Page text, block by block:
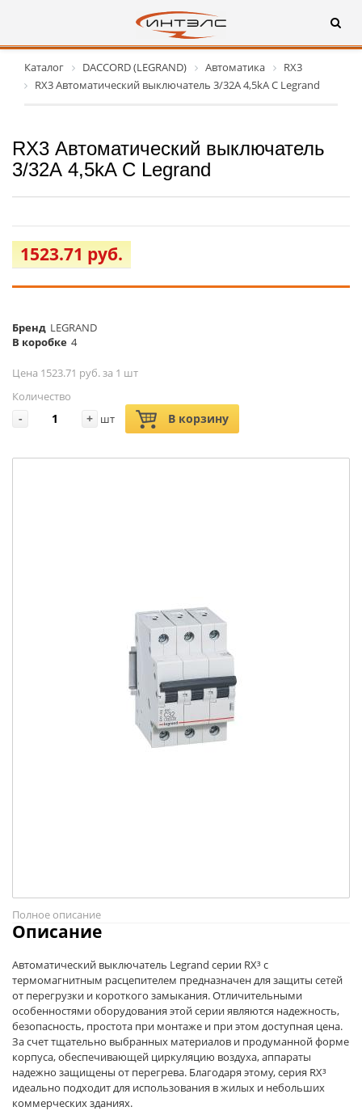
Каталог DACCORD (LEGRAND) Автоматика
RX3
RX3 Автоматический выключатель 3/32А 4,5kA C Legrand
RX3 Автоматический выключатель
3/32А 4,5kA C Legrand
1523.71 руб.
Бренд LEGRAND
В коробке 4
Цена 1523.71 руб. за 1 шт
Количество
- + шт В корзину
Полное описание
Описание
Автоматический выключатель Legrand серии RX³ с
термомагнитным расцепителем предназначен для защиты сетей
от перегрузки и короткого замыкания. Отличительными
особенностями оборудования этой серии являются надежность,
безопасность, простота при монтаже и при этом доступная цена.
За счет тщательно выбранных материалов и продуманной форме
корпуса, обеспечивающей циркуляцию воздуха, аппараты
надежно защищены от перегрева. Благодаря этому, серия RX³
идеально подходит для использования в жилых и небольших
коммерческих зданиях.